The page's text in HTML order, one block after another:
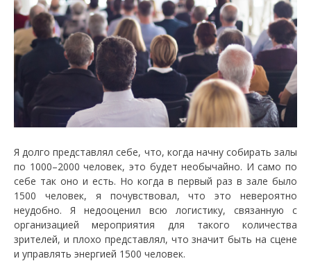
Я долго представлял себе, что, когда начну собирать залы
по 1000–2000 человек, это будет необычайно. И само по
себе так оно и есть. Но когда в первый раз в зале было
1500 человек, я почувствовал, что это невероятно
неудобно. Я недооценил всю логистику, связанную с
организацией мероприятия для такого количества
зрителей, и плохо представлял, что значит быть на сцене
и управлять энергией 1500 человек.